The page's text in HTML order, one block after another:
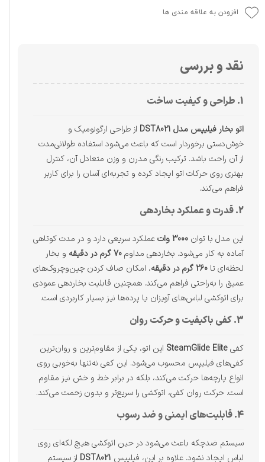
افزودن به علاقه مندی ها
نقد و بررسی
1. طراحی و کیفیت ساخت
اتو بخار فیلیپس مدل DST8021
از طراحی ارگونومیک و
خوش‌دستی برخوردار است که باعث می‌شود استفاده طولانی‌مدت
از آن راحت باشد. ترکیب رنگی مدرن و وزن متعادل آن، کنترل
بهتری روی حرکات اتو ایجاد کرده و تجربه‌ای آسان را برای کاربر
فراهم می‌کند.
2. قدرت و عملکرد بخاردهی
این مدل با توان 3000 وات
عملکرد سریعی دارد و در مدت کوتاهی
آماده به کار می‌شود. بخاردهی مداوم70 گرم در دقیقه
و بخار
لحظه‌ای تا 260 گرم در دقیقه
، امکان صاف کردن چین‌وچروک‌های
عمیق را به‌راحتی فراهم می‌کند. همچنین قابلیت بخاردهی عمودی
برای اتوکشی لباس‌های آویزان یا پرده‌ها نیز بسیار کاربردی است.
3. کفی باکیفیت و حرکت روان
کفیSteamGlide Elite این اتو، یکی از مقاوم‌ترین و روان‌ترین
کفی‌های فیلیپس محسوب می‌شود. این کفی نه‌تنها به‌خوبی روی
انواع پارچه‌ها حرکت می‌کند، بلکه در برابر خط و خش نیز مقاوم
است. حرکت روان کفی، اتوکشی را سریع‌تر و بدون زحمت می‌کند.
4. قابلیت‌های ایمنی و ضد رسوب
سیستم ضدچکه باعث می‌شود در حین اتوکشی هیچ لکه‌ای روی
لباس ایجاد نشود. علاوه بر این، فیلیپس DST8021 از سیستم